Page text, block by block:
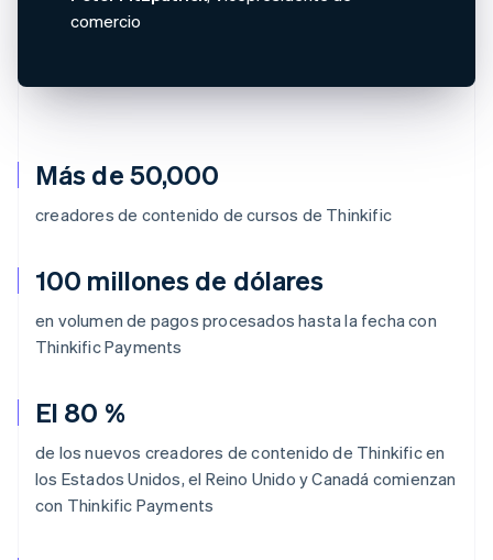
Más de 50,000
creadores de contenido de cursos de Thinkific
100 millones de dólares
en volumen de pagos procesados hasta la fecha con
Thinkific Payments
El 80 %
de los nuevos creadores de contenido de Thinkific en
los Estados Unidos, el Reino Unido y Canadá comienzan
con Thinkific Payments
comercio